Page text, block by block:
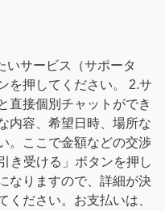
いサービス（サポータ
を押してください。 2.サ
直接個別チャットができ
内容、希望日時、場所な
。ここで金額などの交渉
き受ける」ボタンを押し
なりますので、詳細が決
ください。お支払いは、